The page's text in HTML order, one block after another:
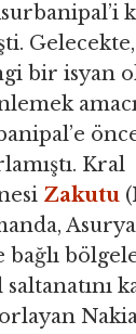
bir isyan
Kral
Zakutu
bağlı